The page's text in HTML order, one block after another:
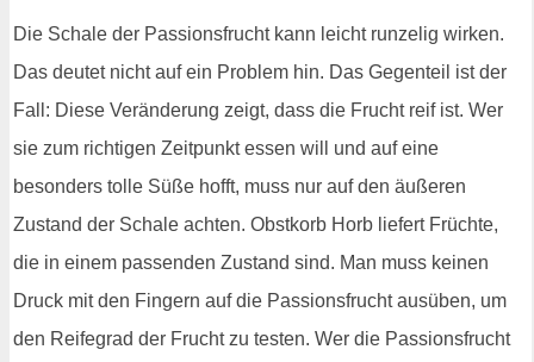
Die Schale der Passionsfrucht kann leicht runzelig wirken.
Das deutet nicht auf ein Problem hin. Das Gegenteil ist der
Fall: Diese Veränderung zeigt, dass die Frucht reif ist. Wer
sie zum richtigen Zeitpunkt essen will und auf eine
besonders tolle Süße hofft, muss nur auf den äußeren
Zustand der Schale achten. Obstkorb Horb liefert Früchte,
die in einem passenden Zustand sind. Man muss keinen
Druck mit den Fingern auf die Passionsfrucht ausüben, um
den Reifegrad der Frucht zu testen. Wer die Passionsfrucht